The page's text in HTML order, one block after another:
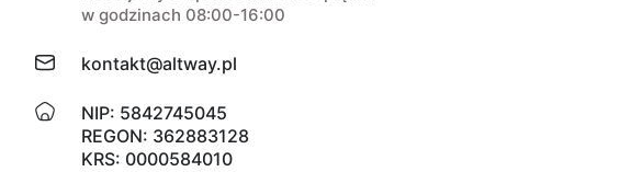
w godzinach 08:00-16:00
kontakt@altway.pl
NIP: 5842745045
REGON: 362883128
KRS: 0000584010